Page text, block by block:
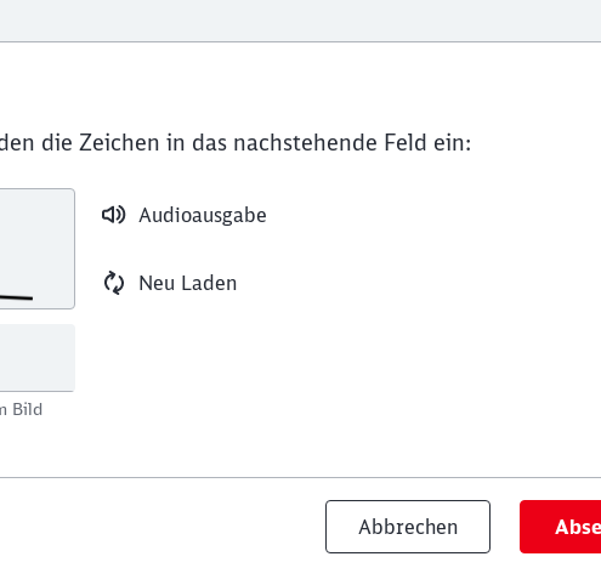
die Zeichen in das nachstehende Feld ein:
Audioausgabe
Neu Laden
Bild
Abbrechen